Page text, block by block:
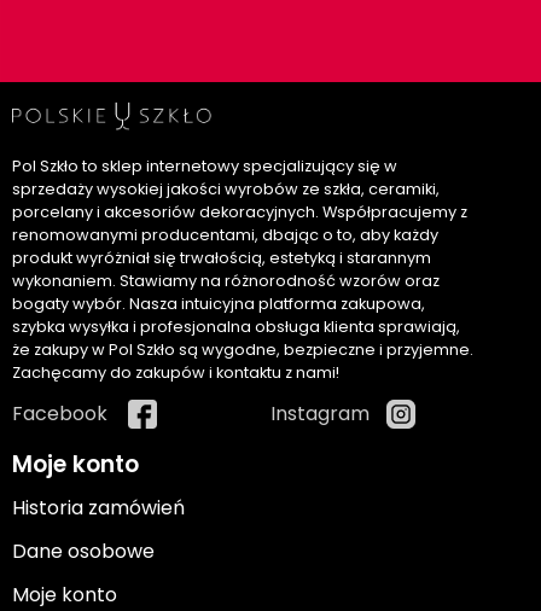
Pol Szkło to sklep internetowy specjalizujący się w
sprzedaży wysokiej jakości wyrobów ze szkła, ceramiki,
porcelany i akcesoriów dekoracyjnych. Współpracujemy z
renomowanymi producentami, dbając o to, aby każdy
produkt wyróżniał się trwałością, estetyką i starannym
wykonaniem. Stawiamy na różnorodność wzorów oraz
bogaty wybór. Nasza intuicyjna platforma zakupowa,
szybka wysyłka i profesjonalna obsługa klienta sprawiają,
że zakupy w Pol Szkło są wygodne, bezpieczne i przyjemne.
Zachęcamy do zakupów i kontaktu z nami!
Facebook Instagram
Moje konto
Historia zamówień
Dane osobowe
Moje konto